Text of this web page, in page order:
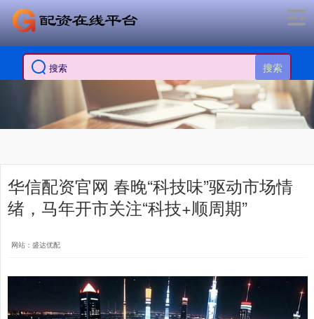
搜索
华信配资官网 春晚“科技味”驱动市场情
绪，马年开市关注“科技+顺周期”
网站：盛达优配